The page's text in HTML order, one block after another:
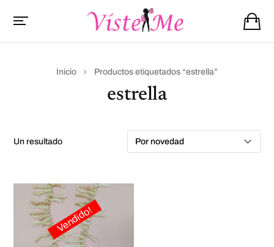
Inicio Productos etiquetados “estrella”
estrella
un resultado
Vendido!